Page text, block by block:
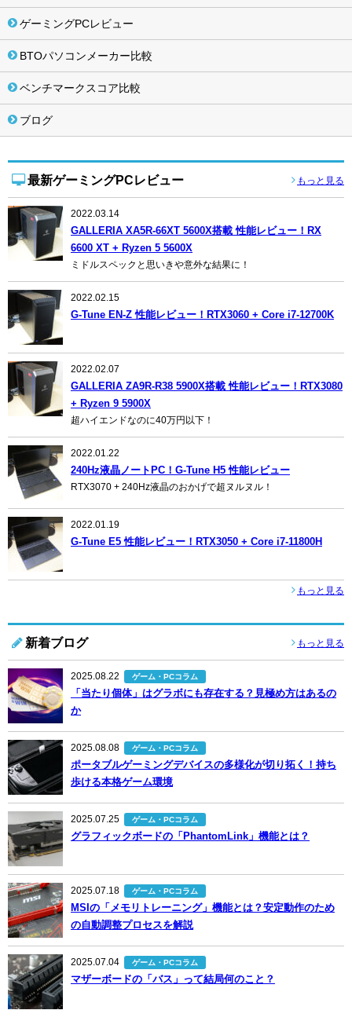
ゲーミングPCレビュー
BTOパソコンメーカー比較
ベンチマークスコア比較
ブログ
最新ゲーミングPCレビュー もっと見る
2022.03.14
GALLERIA XA5R-66XT 5600X搭載 性能レビュー！RX
6600 XT + Ryzen 5 5600X
ミドルスペックと思いきや意外な結果に！
2022.02.15
G-Tune EN-Z 性能レビュー！RTX3060 + Core i7-12700K
2022.02.07
GALLERIA ZA9R-R38 5900X搭載 性能レビュー！RTX3080
+ Ryzen 9 5900X
超ハイエンドなのに40万円以下！
2022.01.22
240Hz液晶ノートPC！G-Tune H5 性能レビュー
RTX3070 + 240Hz液晶のおかげで超ヌルヌル！
2022.01.19
G-Tune E5 性能レビュー！RTX3050 + Core i7-11800H
もっと見る
新着ブログ もっと見る
2025.08.22 ゲーム・PCコラム
「当たり個体」はグラボにも存在する？見極め方はあるの
か
2025.08.08 ゲーム・PCコラム
ポータブルゲーミングデバイスの多様化が切り拓く！持ち
歩ける本格ゲーム環境
2025.07.25 ゲーム・PCコラム
グラフィックボードの「PhantomLink」機能とは？
2025.07.18 ゲーム・PCコラム
MSIの「メモリトレーニング」機能とは？安定動作のため
の自動調整プロセスを解説
2025.07.04 ゲーム・PCコラム
マザーボードの「バス」って結局何のこと？